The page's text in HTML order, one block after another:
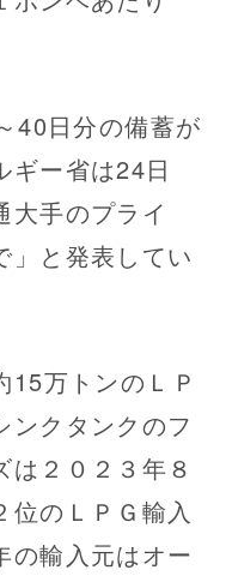
40日分の備蓄が
ギー省は24日
大手のプライ
」と発表してい
万トンのＬＰ
ンクタンクのフ
は２０２３年８
位のＬＰＧ輸入
の輸入元はオー